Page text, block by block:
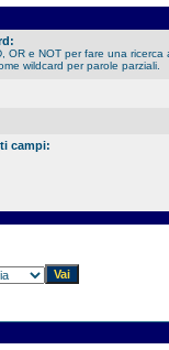
OR e NOT per fare una ricerca
wildcard per parole parziali.
campi: